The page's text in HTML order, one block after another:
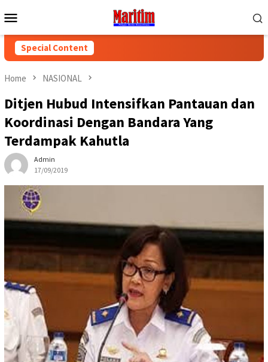
to
Menu
Special Content
Home NASIONAL
Ditjen Hubud Intensifkan Pantauan dan
Koordinasi Dengan Bandara Yang
Terdampak Kahutla
Admin
17/09/2019